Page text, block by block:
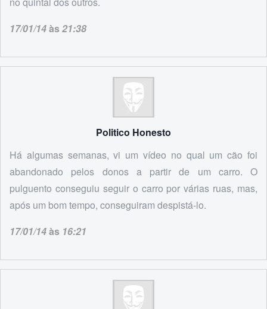
17/01/14às21:38
Politico Honesto
Há algumas semanas, vi um vídeo no qual um cão foi
abandonado pelos donos a partir de um carro. O
pulguento conseguiu seguir o carro por várias ruas, mas,
após um bom tempo, conseguiram despistá-lo.
17/01/14às 16:21